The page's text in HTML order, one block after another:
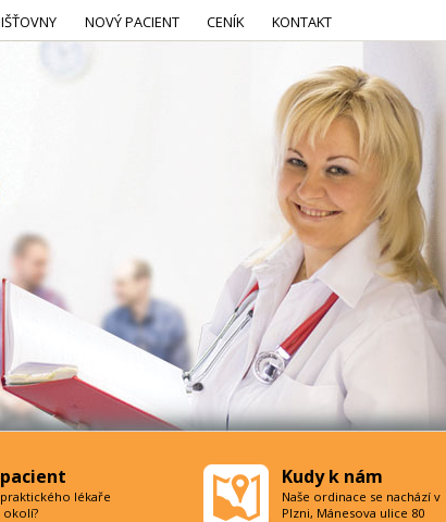
NOVÝ PACIENT CENÍK KONTAKT
lékaře
okolí?
Kudy k nám
Naše ordinace se nachází v
Plzni, Mánesova ulice 80